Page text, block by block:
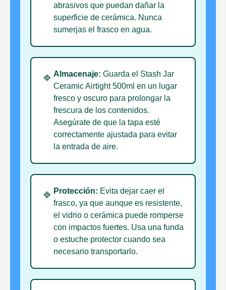
abrasivos que puedan dañar la
superficie de cerámica. Nunca
sumerjas el frasco en agua.
🔹 Almacenaje: Guarda el Stash Jar
Ceramic Airtight 500ml en un lugar
fresco y oscuro para prolongar la
frescura de los contenidos.
Asegúrate de que la tapa esté
correctamente ajustada para evitar
la entrada de aire.
🔹 Protección: Evita dejar caer el
frasco, ya que aunque es resistente,
el vidrio o cerámica puede romperse
con impactos fuertes. Usa una funda
o estuche protector cuando sea
necesario transportarlo.